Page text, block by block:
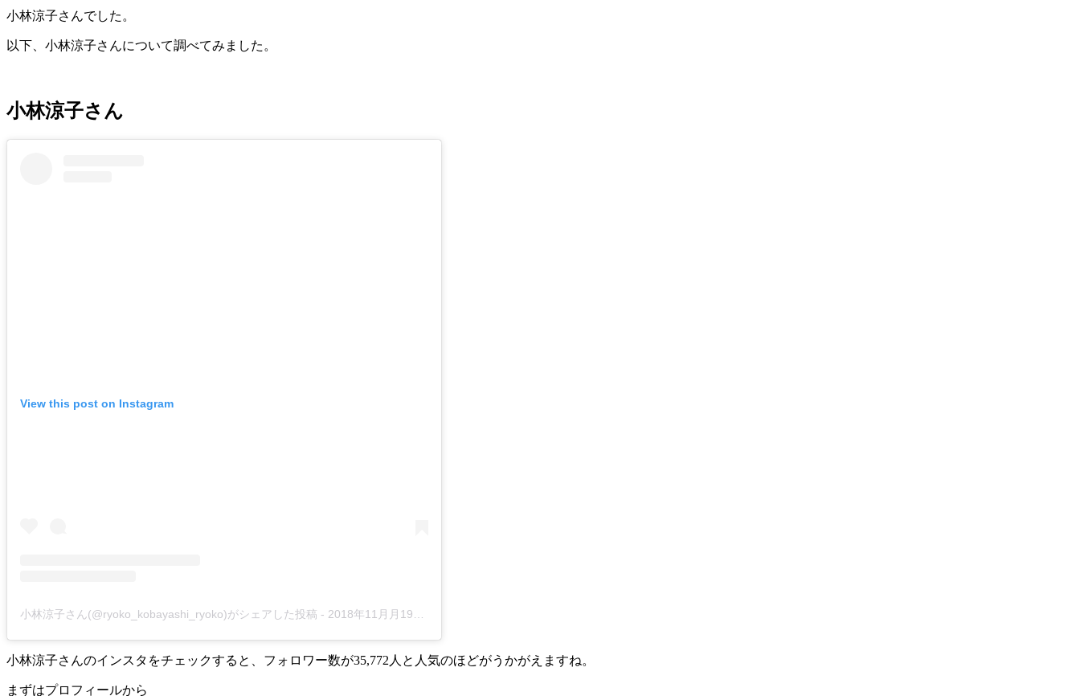
小林涼子さんでした。
以下、小林涼子さんについて調べてみました。
小林涼子さん
View this post on Instagram
小林涼子さん(@ryoko_kobayashi_ryoko)がシェアした投稿 - 2018年11月月19日午前5時21分PST
小林涼子さんのインスタをチェックすると、フォロワー数が35,772人と人気のほどがうかがえますね。
まずはプロフィールから